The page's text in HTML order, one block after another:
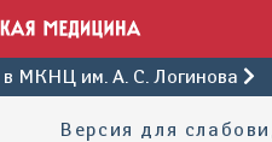
в МКНЦ им. А. С. Логинова
Версия для